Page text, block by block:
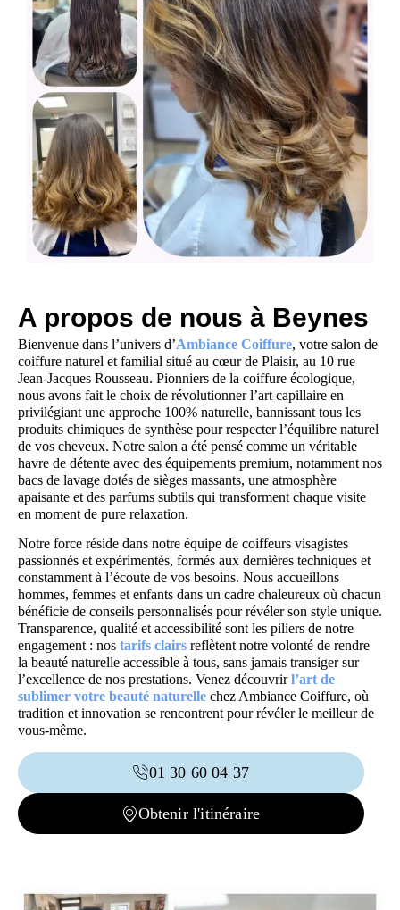
A propos de nous à Beynes
Bienvenue dans l’univers d’Ambiance Coiffure, votre salon de
coiffure naturel et familial situé au cœur de Plaisir, au 10 rue
Jean-Jacques Rousseau. Pionniers de la coiffure écologique,
nous avons fait le choix de révolutionner l’art capillaire en
privilégiant une approche 100% naturelle, bannissant tous les
produits chimiques de synthèse pour respecter l’équilibre naturel
de vos cheveux. Notre salon a été pensé comme un véritable
havre de détente avec des équipements premium, notamment nos
bacs de lavage dotés de sièges massants, une atmosphère
apaisante et des parfums subtils qui transforment chaque visite
en moment de pure relaxation.
Notre force réside dans notre équipe de coiffeurs visagistes
passionnés et expérimentés, formés aux dernières techniques et
constamment à l’écoute de vos besoins. Nous accueillons
hommes, femmes et enfants dans un cadre chaleureux où chacun
bénéficie de conseils personnalisés pour révéler son style unique.
Transparence, qualité et accessibilité sont les piliers de notre
engagement : nos tarifs clairs reflètent notre volonté de rendre
la beauté naturelle accessible à tous, sans jamais transiger sur
l’excellence de nos prestations. Venez découvrirl’art de
sublimer votre beauté naturelle chez Ambiance Coiffure, où
tradition et innovation se rencontrent pour révéler le meilleur de
vous-même.
01 30 60 04 37
Obtenir l'itinéraire